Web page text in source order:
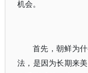
机会。
首先，朝鲜为
法，是因为长期来